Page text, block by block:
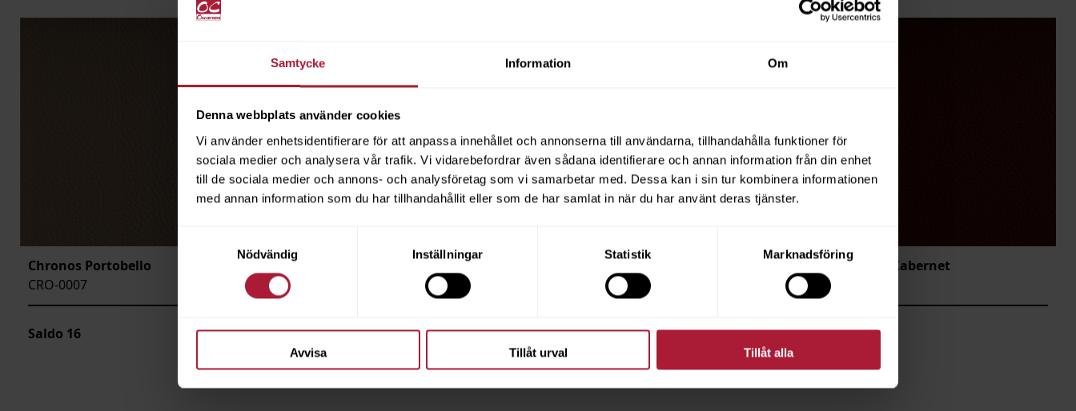
Samtycke Information Om
Denna webbplats använder cookies
Vi använder enhetsidentifierare för att anpassa innehållet och annonserna till användarna, tillhandahålla funktioner för
sociala medier och analysera vår trafik. Vi vidarebefordrar även sådana identifierare och annan information från din enhet
till de sociala medier och annons- och analysföretag som vi samarbetar med. Dessa kan i sin tur kombinera informationen
med annan information som du har tillhandahållit eller som de har samlat in när du har använt deras tjänster.
Nödvändig
Inställningar Statistik Marknadsföring
Avvisa Tillåt urval Tillåt alla
Chronos Portobello
CRO-0007
Saldo 16 Saldo32.68
CRO-0009
Saldo11
Chronos Cabernet
Saldo19